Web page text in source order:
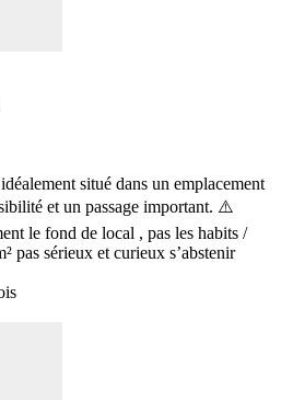
situé dans un emplacement
et un passage important. ⚠️
le fond de local , pas les habits /
pas sérieux et curieux s’abstenir